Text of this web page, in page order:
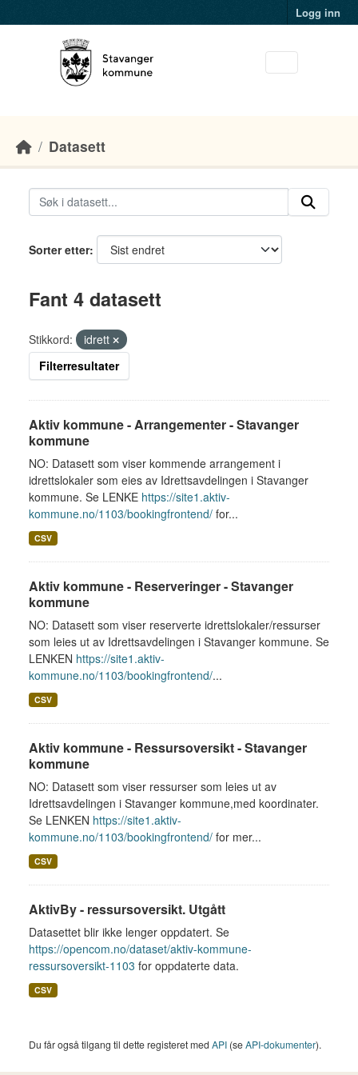
Logg inn
Datasett
Sorter etter
Fant 4 datasett
Stikkord:
idrett
Filterresultater
Aktiv kommune - Arrangementer - Stavanger
kommune
NO: Datasett som viser kommende arrangement i
idrettslokaler som eies av Idrettsavdelingen i Stavanger
kommune. Se LENKE https://site1.aktiv-
kommune.no/1103/bookingfrontend/ for...
CSV
Aktiv kommune - Reserveringer - Stavanger
kommune
NO: Datasett som viser reserverte idrettslokaler/ressurser
som leies ut av Idrettsavdelingen i Stavanger kommune. Se
LENKEN https://site1.aktiv-
kommune.no/1103/bookingfrontend/...
CSV
Aktiv kommune - Ressursoversikt - Stavanger
kommune
NO: Datasett som viser ressurser som leies ut av
Idrettsavdelingen i Stavanger kommune,med koordinater.
Se LENKEN https://site1.aktiv-
kommune.no/1103/bookingfrontend/ for mer...
CSV
AktivBy - ressursoversikt. Utgått
Datasettet blir ikke lenger oppdatert. Se
https://opencom.no/dataset/aktiv-kommune-
ressursoversikt-1103 for oppdaterte data.
CSV
Du får også tilgang til dette registeret med API (seAPI-dokumenter).